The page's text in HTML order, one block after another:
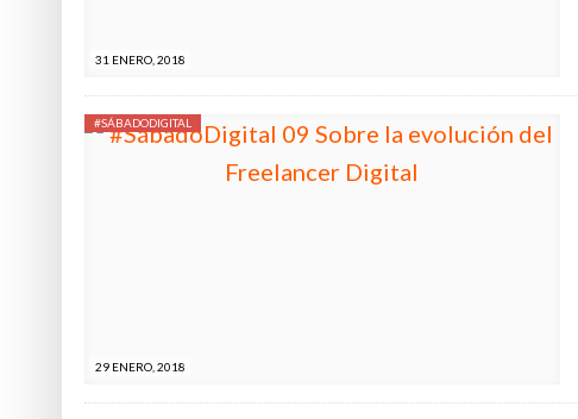
31 ENERO, 2018
29 ENERO, 2018
#SÁBADODIGITAL